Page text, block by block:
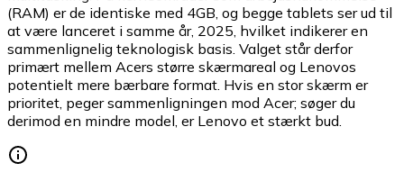
(RAM) er de identiske med 4GB, og begge tablets ser ud til
at være lanceret i samme år, 2025, hvilket indikerer en
sammenlignelig teknologisk basis. Valget står derfor
primært mellem Acers større skærmareal og Lenovos
potentielt mere bærbare format. Hvis en stor skærm er
prioritet, peger sammenligningen mod Acer; søger du
derimod en mindre model, er Lenovo et stærkt bud.